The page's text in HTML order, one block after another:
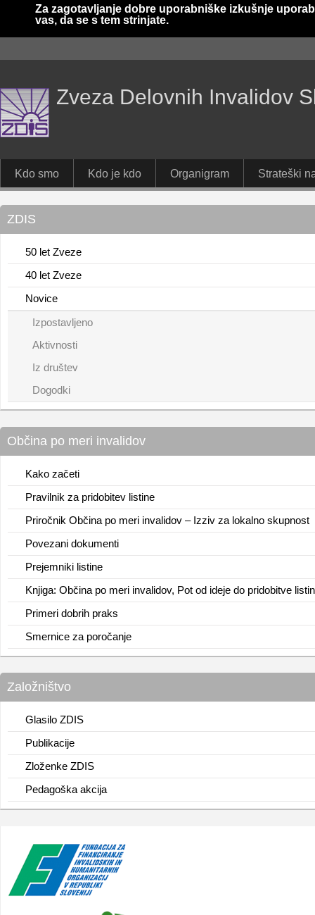
Za zagotavljanje dobre uporabniške izkušnje
vas, da se s tem strinjate.
Zveza Delovnih Invalidov
Kdo smo Kdo je kdo Organigram Strateški
ZDIS
50 let Zveze
40 let Zveze
Novice
Izpostavljeno
Aktivnosti
Iz društev
Dogodki
Občina po meri invalidov
Kako začeti
Pravilnik za pridobitev listine
Priročnik Občina po meri invalidov – Izziv za lokalno skupnost
Povezani dokumenti
Prejemniki listine
Knjiga: Občina po meri invalidov, Pot od ideje do pridobitve
Primeri dobrih praks
Smernice za poročanje
Založništvo
Glasilo ZDIS
Publikacije
Zloženke ZDIS
Pedagoška akcija